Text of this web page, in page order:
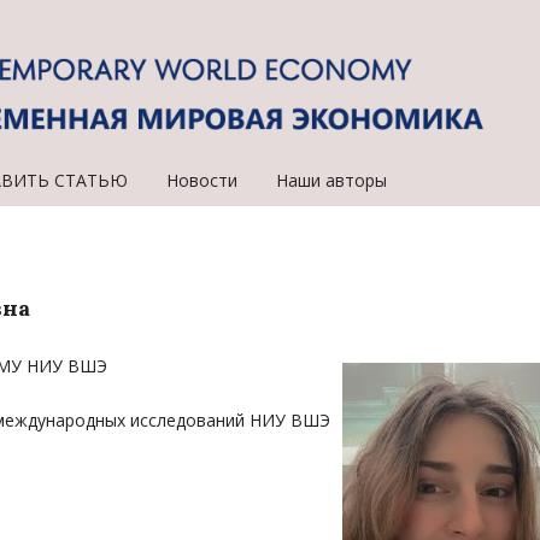
СТАТЬЮ Новости Наши авторы
НИУ ВШЭ
исследований НИУ ВШЭ